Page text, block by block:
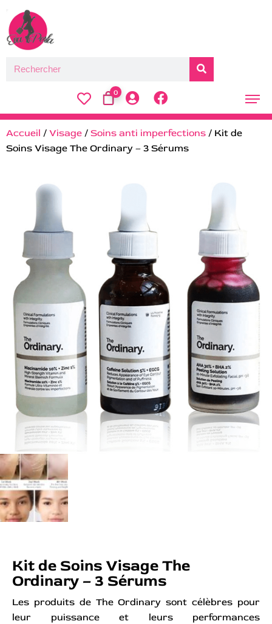
0
Accueil / Visage / Soins anti imperfections / Kit de
Soins Visage The Ordinary – 3 Sérums
Kit de Soins Visage The
Ordinary – 3 Sérums
Les produits de The Ordinary sont célèbres pour
leur puissance et leurs performances